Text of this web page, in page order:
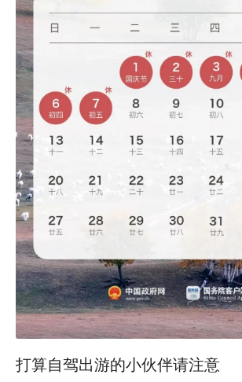
打算自驾出游的小伙伴请注意